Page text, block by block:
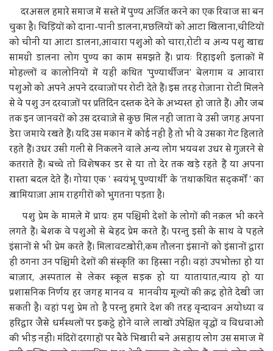
दरअसल हमारे समाज में सस्ते में पुण्य अर्जित करने का एक रिवाज सा बन
चुका है। चिड़ियों को दाना-पानी डालना,मछलियों को आटा खिलाना,चीटियों
को चीनी या आटा डालना,आवारा पशुओं को चारा,रोटी व अन्य पशु खाद्य
सामग्री डालना लोग पुण्य का काम समझते हैं। प्रायः रिहाइशी इलाक़ों में
मोहल्लों व कालोनियों में यही कथित 'पुण्यार्थीजन' बेलगाम व आवारा
पशुओं को अपने अपने दरवाज़ों पर रोटी देते हैं। इस तरह रोज़ाना रोटी मिलने
से वे पशु उन दरवाज़ों पर प्रतिदिन दस्तक देने के अभ्यस्त हो जाते हैं। और जब
तक इन जानवरों को उस दरवाज़े से कुछ मिल नहीं जाता वे उसी जगह अपना
डेरा जमाये रखते हैं। यदि उस मकान में कोई नहीं है तो भी वे उसका गेट हिलाते
रहते हैं। उधर उसी गली से निकलने वाले अन्य लोग भयवश उधर से गुज़रने से
कतराते हैं। बच्चे तो विशेषकर डर से या तो देर तक खड़े रहते हैं या अपना
रास्ता बदल देते हैं। गोया एक ' स्वयंभू पुण्यार्थी' के 'तथाकथित सद्कर्मों ' का
ख़ामियाज़ा आम राहगीरों को भुगतना पड़ता है।
पशु प्रेम के मामले में प्रायः हम पश्चिमी देशों के लोगों की नक़ल भी करने
लगते हैं। बेशक वे पशुओं से बेहद प्रेम करते हैं। परन्तु इसी के साथ वे पहले
इंसानों से भी प्रेम करते हैं। मिलावटख़ोरी,कम तौलना इंसानों को इंसानों द्वारा
ही ठगना उन पश्चिमी देशों की संस्कृति का हिस्सा नहीं। वहां उपभोक्ता हो या
बाज़ार, अस्पताल से लेकर स्कूल सड़क हो या यातायात,न्याय हो या
प्रशासनिक निर्णय हर जगह मानव व मानवीय मूल्यों की क़द्र होते देखी जा
सकती है। वहां पशु प्रेम तो है परन्तु हमारे देश की तरह वृन्दावन अयोध्या व
हरिद्वार जैसे धर्मस्थलों पर इकट्ठे होने वाले लाखों उपेक्षित वृद्धों व विधवाओं
की भीड़ नहीं। मंदिरों दरगाहों पर बैठे भिखारी बने असहाय लोग उस समाज में